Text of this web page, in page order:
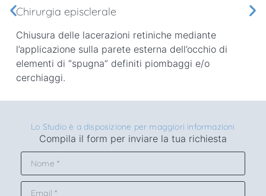
Chirurgia episclerale
Chiusura delle lacerazioni retiniche mediante
l’applicazione sulla parete esterna dell’occhio di
elementi di “spugna” definiti piombaggi e/o
cerchiaggi.
Lo Studio è a disposizione per maggiori informazioni
Compila il form per inviare la tua richiesta